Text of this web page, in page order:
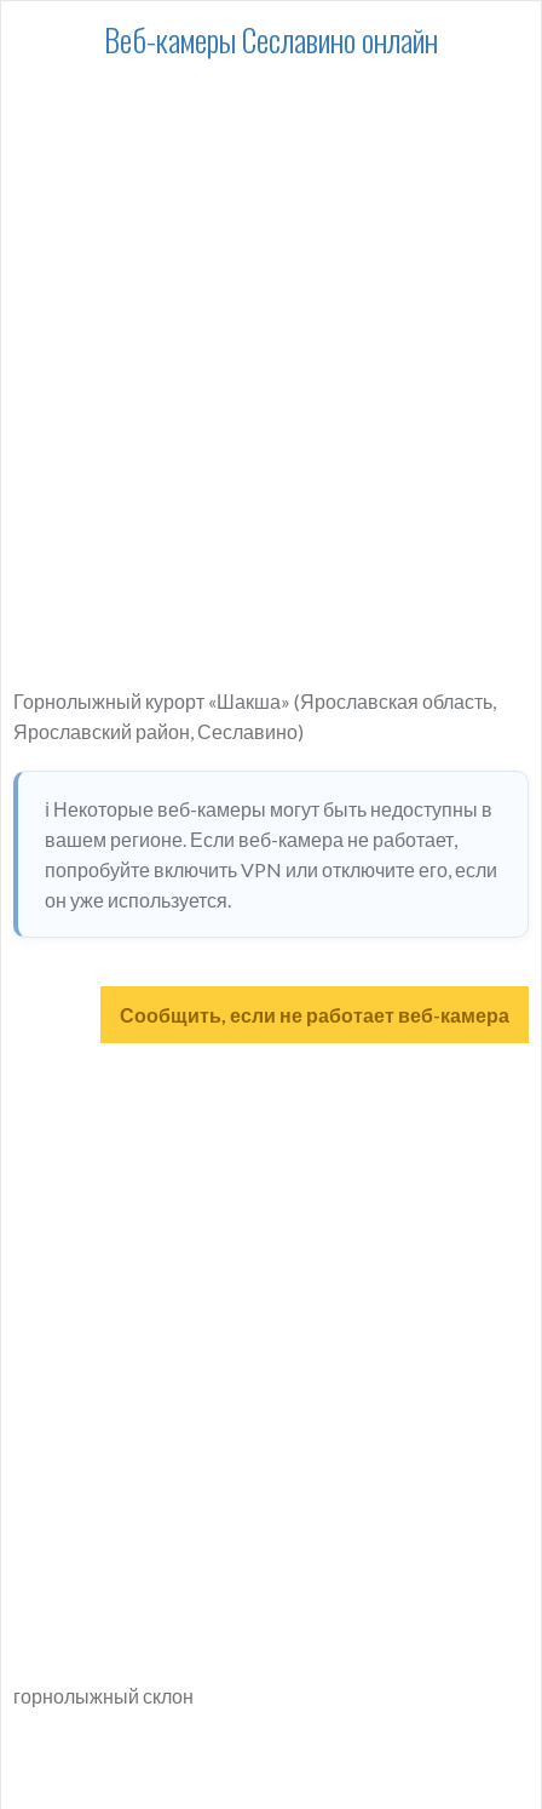
Веб-камеры Сеславино онлайн
Горнолыжный курорт «Шакша» (Ярославская область,
Ярославский район, Сеславино)
ℹ️ Некоторые веб-камеры могут быть недоступны в
вашем регионе. Если веб-камера не работает,
попробуйте включить VPN или отключите его, если
он уже используется.
Сообщить, если не работает веб-камера
горнолыжный склон